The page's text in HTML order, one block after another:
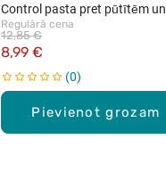
Pievienot grozam
Control pasta pret pūtītēm un
ādas nepilnībām, 45ml
Regulārā cena
8,99 €
12,85 €
0